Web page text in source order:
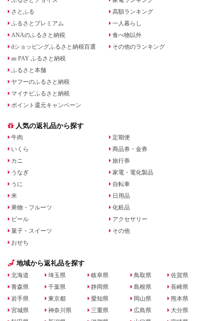
さとふる
ふるさとプレミアム
ANAのふるさと納税
dショッピングふるさと納税百選
au PAY ふるさと納税
ふるさと本舗
ヤフーのふるさと納税
マイナビふるさと納税
ポイント還元キャンペーン
高額ランキング
一人暮らし
食べ物以外
その他のランキング
人気の返礼品から探す
牛肉
いくら
カニ
うなぎ
うに
米
果物・フルーツ
ビール
菓子・スイーツ
おせち
定期便
商品券・金券
旅行券
家電・電化製品
自転車
日用品
化粧品
アクセサリー
その他
地域から返礼品を探す
北海道
青森県
岩手県
宮城県
埼玉県
千葉県
東京都
神奈川県
岐阜県
静岡県
愛知県
三重県
鳥取県
島根県
岡山県
広島県
佐賀県
長崎県
熊本県
大分県